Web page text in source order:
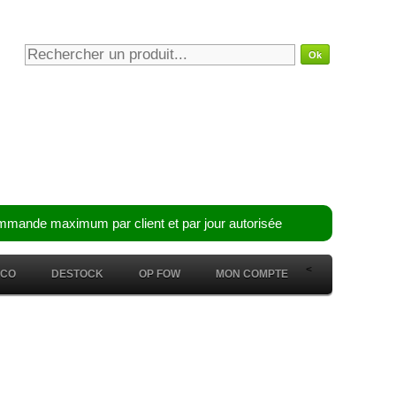
maximum par client et par jour autorisée
<
DESTOCK OP FOW MON COMPTE